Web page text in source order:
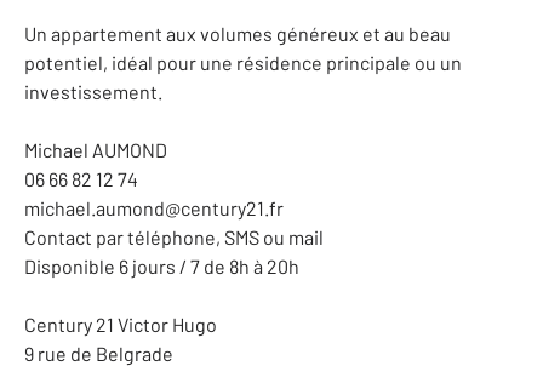
Un appartement aux volumes généreux et au beau
potentiel, idéal pour une résidence principale ou un
investissement.
Michael AUMOND
06 66 82 12 74
michael.aumond@century21.fr
Contact par téléphone, SMS ou mail
Disponible 6 jours / 7 de 8h à 20h
Century 21 Victor Hugo
9 rue de Belgrade